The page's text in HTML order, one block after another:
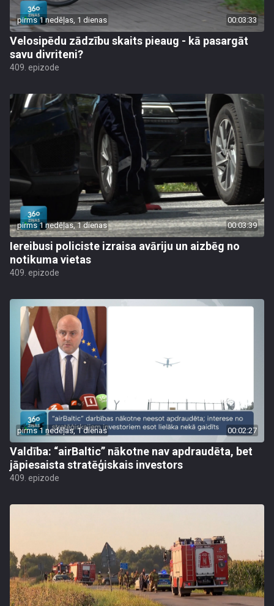
pirms 1 nedēļas, 1 dienas 00:03:33
Velosipēdu zādzību skaits pieaug - kā pasargāt
savu divriteni?
409. epizode
pirms 1 nedēļas, 1 dienas 00:03:39
Iereibusi policiste izraisa avāriju un aizbēg no
notikuma vietas
409. epizode
pirms 1 nedēļas, 1 dienas 00:02:27
Valdība: “airBaltic” nākotne nav apdraudēta, bet
jāpiesaista stratēģiskais investors
409. epizode